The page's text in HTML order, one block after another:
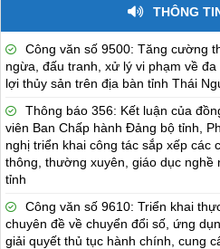
THÔNG
Công văn số 9500: Tăng cường
ngừa, đấu tranh, xử lý vi phạm về
lợi thủy sản trên địa bàn tỉnh Thái
Thông báo 356: Kết luận của
viên Ban Chấp hành Đảng bộ tỉnh,
nghị triển khai công tác sắp xếp các
thông, thường xuyên, giáo dục nghề
tỉnh
Công văn số 9610: Triển khai
chuyên đề về chuyển đổi số, ứng
giải quyết thủ tục hành chính, cung